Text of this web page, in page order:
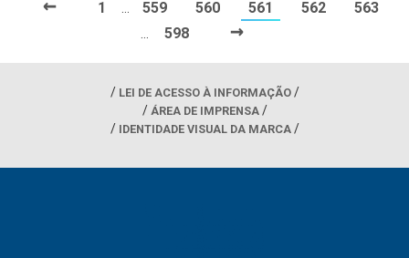
1 559 560 561 562 563
598 →
LEI DE ACESSO À INFORMAÇÃO
ÁREA DE IMPRENSA
IDENTIDADE VISUAL DA MARCA